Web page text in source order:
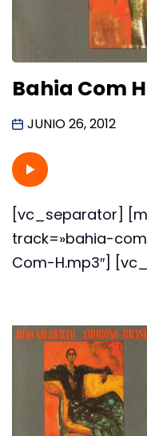
Bahia Com
JUNIO 26, 2012
[vc_separator]
track=»bahia-
Com-H.mp3″]